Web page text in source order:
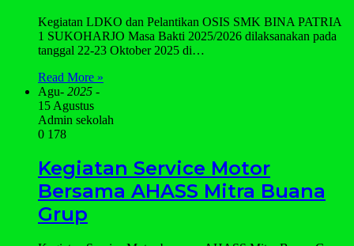
Kegiatan LDKO dan Pelantikan OSIS SMK BINA PATRIA
1 SUKOHARJO Masa Bakti 2025/2026 dilaksanakan pada
tanggal 22-23 Oktober 2025 di…
Read More »
Agu- 2025 -
15 Agustus
Admin sekolah
0 178
Kegiatan Service Motor
Bersama AHASS Mitra Buana
Grup